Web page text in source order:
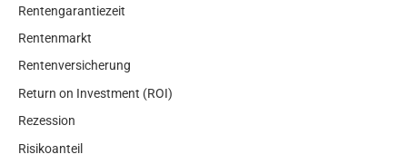
Rentengarantiezeit
Rentenmarkt
Rentenversicherung
Return on Investment (ROI)
Rezession
Risikoanteil